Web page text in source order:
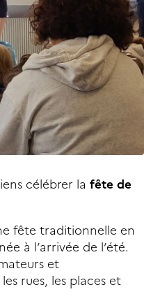
célébrer la fête de
fête traditionnelle en
à l’arrivée de l’été.
et
rues, les places et